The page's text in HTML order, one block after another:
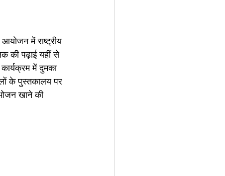
में राष्ट्रीय
की पढ़ाई यहीं से
में दुमका
के पुस्तकालय पर
खाने की